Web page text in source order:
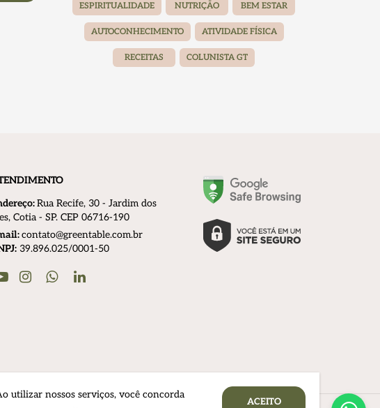
ESPIRITUALIDADE NUTRIÇÃO BEM ESTAR
AUTOCONHECIMENTO ATIVIDADE FÍSICA
RECEITAS COLUNISTA GT
Rua Recife, 30 - Jardim dos
Cotia - SP. CEP 06716-190
contato@greentable.com.br
39.896.025/0001-50
YoutubeInstagramWhatsApp
utilizar nossos serviços, você concorda
ACEITO